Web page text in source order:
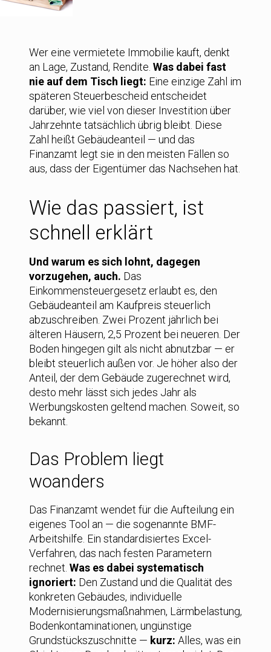
Wer eine vermietete Immobilie kauft, denkt
an Lage, Zustand, Rendite. Was dabei fast
nie auf dem Tisch liegt: Eine einzige Zahl im
späteren Steuerbescheid entscheidet
darüber, wie viel von dieser Investition über
Jahrzehnte tatsächlich übrig bleibt. Diese
Zahl heißt Gebäudeanteil — und das
Finanzamt legt sie in den meisten Fällen so
aus, dass der Eigentümer das Nachsehen hat.
Wie das passiert, ist
schnell erklärt
Und warum es sich lohnt, dagegen
vorzugehen, auch. Das
Einkommensteuergesetz erlaubt es, den
Gebäudeanteil am Kaufpreis steuerlich
abzuschreiben. Zwei Prozent jährlich bei
älteren Häusern, 2,5 Prozent bei neueren. Der
Boden hingegen gilt als nicht abnutzbar — er
bleibt steuerlich außen vor. Je höher also der
Anteil, der dem Gebäude zugerechnet wird,
desto mehr lässt sich jedes Jahr als
Werbungskosten geltend machen. Soweit, so
bekannt.
Das Problem liegt
woanders
Das Finanzamt wendet für die Aufteilung ein
eigenes Tool an — die sogenannte BMF-
Arbeitshilfe. Ein standardisiertes Excel-
Verfahren, das nach festen Parametern
rechnet. Was es dabei systematisch
ignoriert: Den Zustand und die Qualität des
konkreten Gebäudes, individuelle
Modernisierungsmaßnahmen, Lärmbelastung,
Bodenkontaminationen, ungünstige
Grundstückszuschnitte — kurz: Alles, was ein